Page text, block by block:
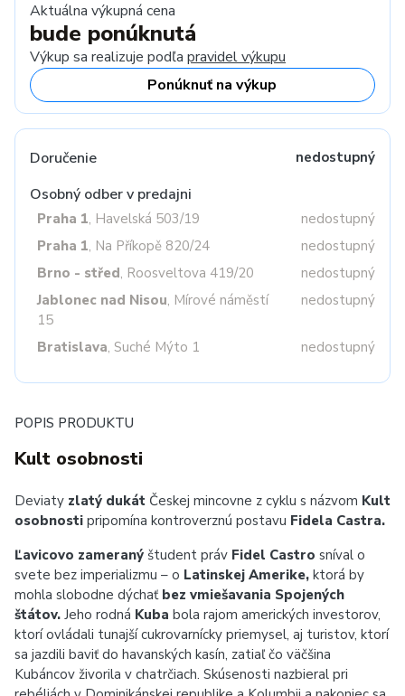
Aktuálna výkupná cena
bude ponúknutá
Výkup sa realizuje podľa pravidel výkupu
Ponúknuť na výkup
Doručenie nedostupný
Osobný odber v predajni
Praha 1, Havelská 503/19
nedostupný
Praha 1, Na Příkopě 820/24
nedostupný
Brno - střed, Roosveltova 419/20
nedostupný
Jablonec nad Nisou, Mírové náměstí
15
nedostupný
Bratislava, Suché Mýto 1 nedostupný
POPIS PRODUKTU
Kult osobnosti
Deviaty zlatý dukát Českej mincovne z cyklu s názvom Kult
osobnosti pripomína kontroverznú postavu Fidela Castra.
Ľavicovo zameraný študent práv Fidel Castro sníval o
svete bez imperializmu – o Latinskej Amerike, ktorá by
mohla slobodne dýchať bez vmiešavania Spojených
štátov. Jeho rodná Kuba bola rajom amerických investorov,
ktorí ovládali tunajší cukrovarnícky priemysel, aj turistov, ktorí
sa jazdili baviť do havanských kasín, zatiaľ čo väčšina
Kubáncov živorila v chatrčiach. Skúsenosti nazbieral pri